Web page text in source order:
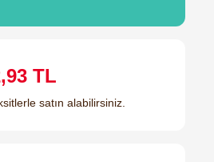
TL
satın alabilirsiniz.